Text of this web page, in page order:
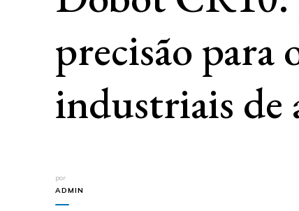
precisão para
industriais de
por
ADMIN